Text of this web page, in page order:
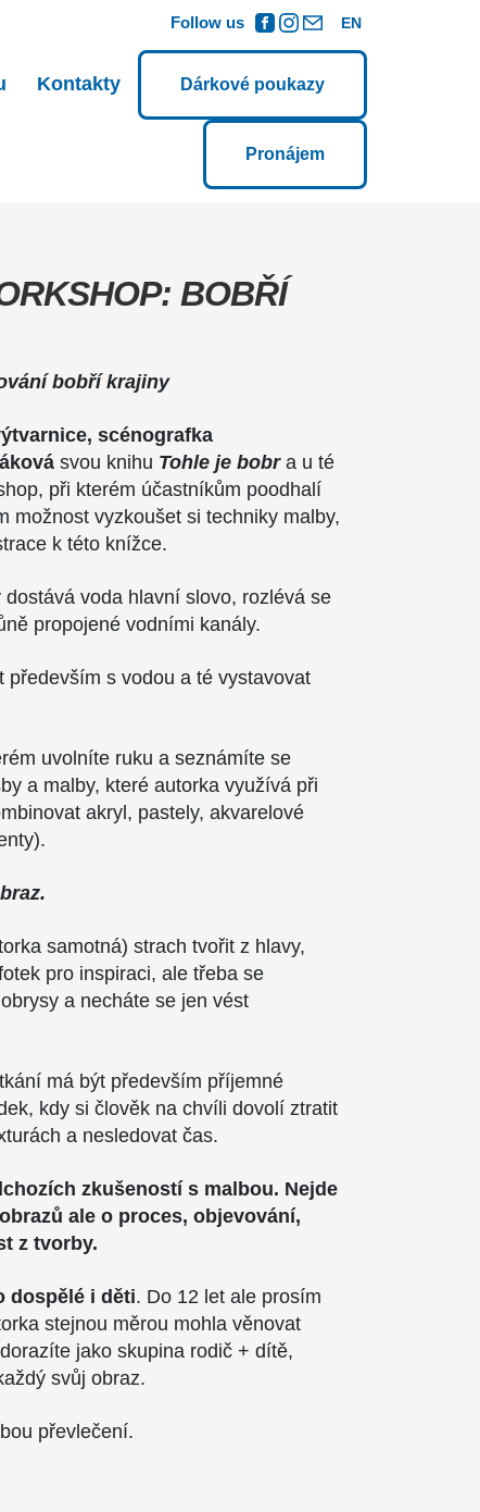
Follow us EN
Kontakty Dárkové poukazy
Pronájem
BOBŘÍ
bobří krajiny
scénografka
svou knihu Tohle je bobra u té
při kterém účastníkům poodhalí
možnost vyzkoušet si techniky malby,
k této knížce.
voda hlavní slovo, rozlévá se
propojené vodními kanály.
především s vodou a té vystavovat
uvolníte ruku a seznámíte se
a malby, které autorka využívá při
akryl, pastely, akvarelové
samotná) strach tvořit z hlavy,
pro inspiraci, ale třeba se
a necháte se jen vést
má být především příjemné
kdy si člověk na chvíli dovolí ztratit
a nesledovat čas.
zkušeností s malbou. Nejde
ale o proces, objevování,
z tvorby.
dospělé i děti. Do 12 let ale prosím
stejnou měrou mohla věnovat
jako skupina rodič + dítě,
svůj obraz.
převlečení.